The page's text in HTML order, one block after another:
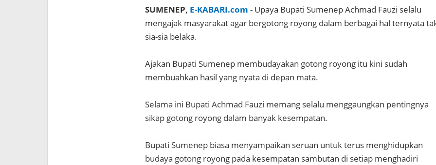
SUMENEP, E-KABARI.com - Upaya Bupati Sumenep Achmad Fauzi selalu
mengajak masyarakat agar bergotong royong dalam berbagai hal ternyata
sia-sia belaka.
Ajakan Bupati Sumenep membudayakan gotong royong itu kini sudah
membuahkan hasil yang nyata di depan mata.
Selama ini Bupati Achmad Fauzi memang selalu menggaungkan pentingnya
sikap gotong royong dalam banyak kesempatan.
Bupati Sumenep biasa menyampaikan seruan untuk terus menghidupkan
budaya gotong royong pada kesempatan sambutan di setiap menghadiri